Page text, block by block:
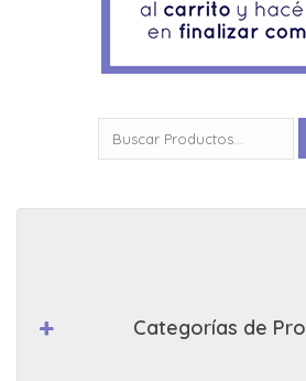
por:
Categorías de